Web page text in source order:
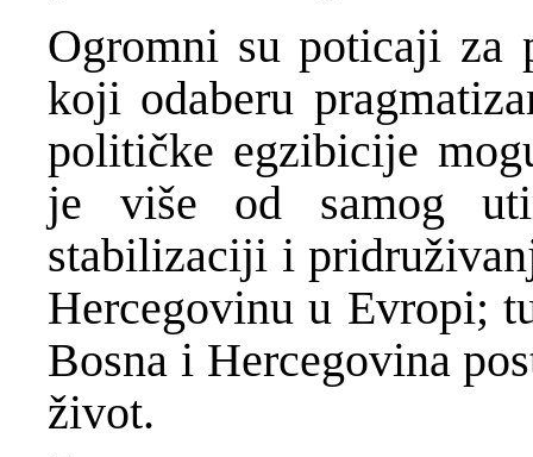
Ogromni su poticaji za
koji odaberu
političke egzibicije
je više od samog
stabilizaciji i
Hercegovinu u Evropi;
Bosna i Hercegovina
život.